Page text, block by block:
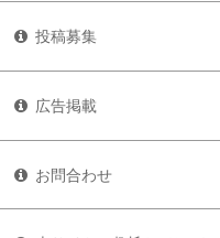
投稿募集
広告掲載
お問合わせ